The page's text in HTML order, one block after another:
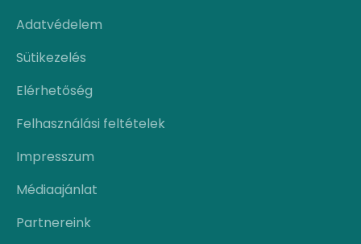
Adatvédelem
Sütikezelés
Elérhetőség
Felhasználási feltételek
Impresszum
Médiaajánlat
Partnereink